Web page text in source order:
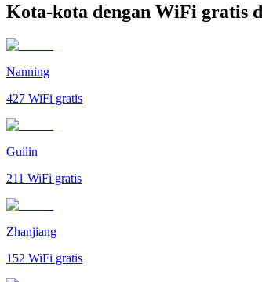
Kota-kota dengan WiFi gratis
Nanning
427 WiFi gratis
Guilin
211 WiFi gratis
Zhanjiang
152 WiFi gratis